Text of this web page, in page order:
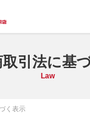
引法に基
Law
く表示